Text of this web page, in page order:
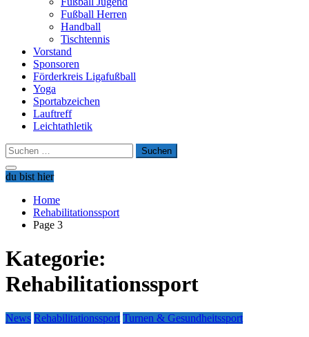
Fußball Herren
Handball
Tischtennis
Vorstand
Sponsoren
Förderkreis Ligafußball
Yoga
Sportabzeichen
Lauftreff
Leichtathletik
Suchen
nach:
du bist hier
Home
Rehabilitationssport
Page 3
Kategorie:
Rehabilitationssport
News Rehabilitationssport Turnen & Gesundheitssport